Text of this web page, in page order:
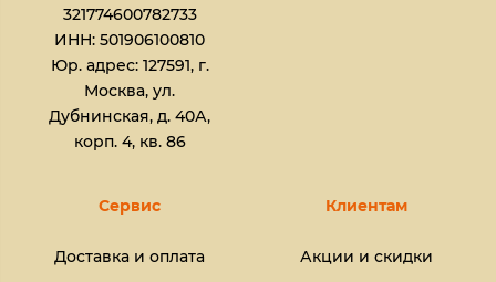
321774600782733
ИНН: 501906100810
Юр. адрес: 127591, г.
Москва, ул.
Дубнинская, д. 40А,
корп. 4, кв. 86
Сервис
Доставка и оплата
Клиентам
Акции и скидки